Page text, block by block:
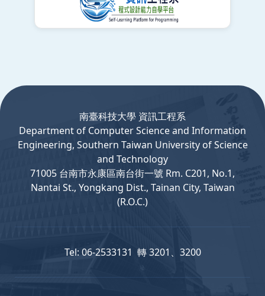
南臺科技大學 資訊工程系
Departmentof ComputerScience and Information
Engineering, Southern Taiwan University of Science
and Technology
71005 台南市永康區南台街一號 Rm. C201, No.1,
Nantai St., Yongkang Dist., Tainan City, Taiwan
(R.O.C.)
Tel: 06-2533131 轉 3201、3200